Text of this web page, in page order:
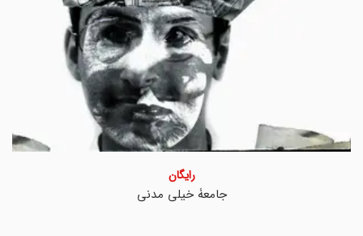
جامعۀ خیلی مدنی
رایگان